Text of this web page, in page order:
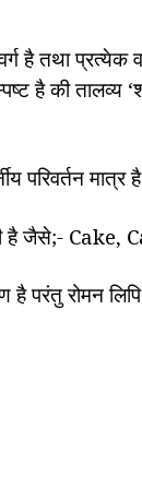
है तथा प्रत्येक
है की तालव्य ‘
परिवर्तन मात्र
है जैसे;- Cake,
है परंतु रोमन